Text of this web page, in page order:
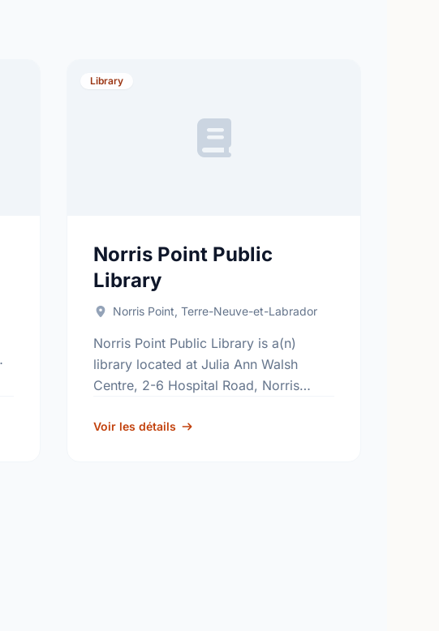
Library
Norris Point Public
Library
Norris Point, Terre-Neuve-et-Labrador
Norris Point Public Library is a(n)
library located at Julia Ann Walsh
Centre, 2-6 Hospital Road, Norris
A0K 3V0. Find out more information
Voir les détails